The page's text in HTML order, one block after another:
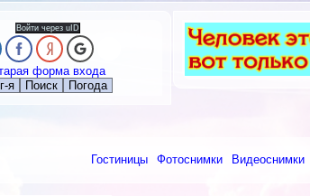
Войти через uID
форма входа
я Поиск Погода
Гостиницы Фотоснимки Видеоснимки